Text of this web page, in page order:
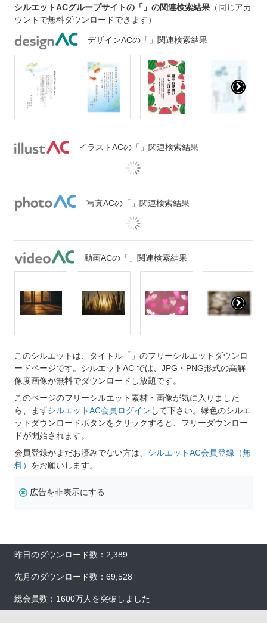
シルエットACグループサイトの「」の関連検索結果 （同じアカ
ウントで無料ダウンロードできます）
デザインACの「」関連検索結果
イラストACの「」関連検索結果
写真ACの「」関連検索結果
動画ACの「」関連検索結果
このシルエットは、タイトル「」のフリーシルエットダウンロ
ードページです。シルエットAC では、JPG・PNG形式の高解
像度画像が無料でダウンロードし放題です。
このページのフリーシルエット素材・画像が気に入りました
ら、まずシルエットAC会員ログイン して下さい。緑色のシルエ
ットダウンロードボタンをクリックすると、フリーダウンロー
ドが開始されます。
会員登録がまだお済みでない方は、 シルエットAC会員登録（無
料） をお願いします。
広告を非表示にする
昨日のダウンロード数：2,389
先月のダウンロード数：69,528
総会員数：1600万人を突破しました